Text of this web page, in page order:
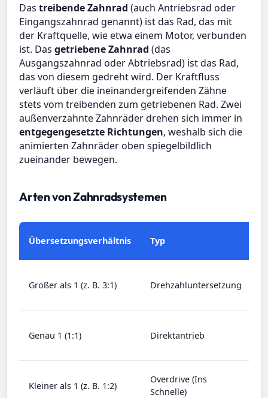
Dastreibende Zahnrad (auch Antriebsrad oder
Eingangszahnrad genannt) ist das Rad, das mit
der Kraftquelle, wie etwa einem Motor, verbunden
ist. Dasgetriebene Zahnrad (das
Ausgangszahnrad oder Abtriebsrad) ist das Rad,
das von diesem gedreht wird. Der Kraftfluss
verläuft über die ineinandergreifenden Zähne
stets vom treibenden zum getriebenen Rad. Zwei
außenverzahnte Zahnräder drehen sich immer in
entgegengesetzte Richtungen, weshalb sich die
animierten Zahnräder oben spiegelbildlich
zueinander bewegen.
Arten von Zahnradsystemen
Übersetzungsverhältnis Typ
Größer als 1 (z. B. 3:1) Drehzahluntersetzung
Genau 1 (1:1) Direktantrieb
Kleiner als 1 (z. B. 1:2)
Overdrive (Ins
Schnelle)